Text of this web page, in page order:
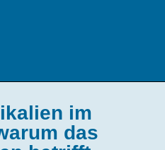
im
das